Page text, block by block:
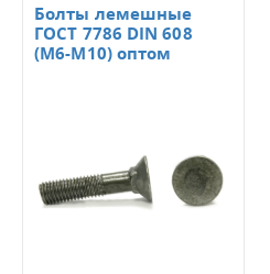
Болты лемешные
ГОСТ 7786 DIN 608
(М6-М10) оптом